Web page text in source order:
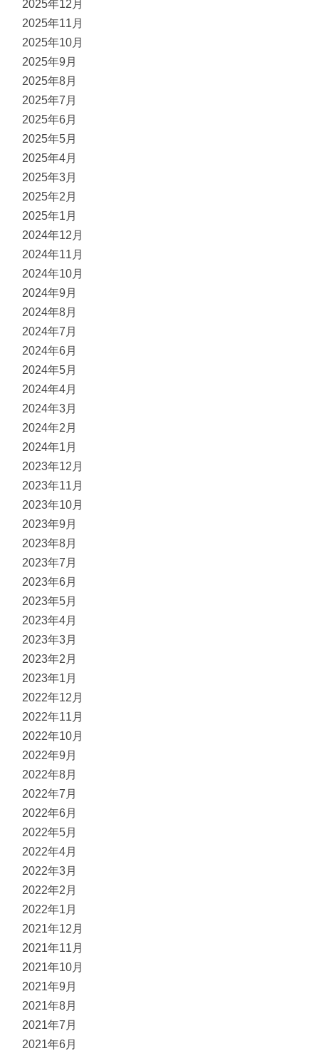
2025年12月
2025年11月
2025年10月
2025年9月
2025年8月
2025年7月
2025年6月
2025年5月
2025年4月
2025年3月
2025年2月
2025年1月
2024年12月
2024年11月
2024年10月
2024年9月
2024年8月
2024年7月
2024年6月
2024年5月
2024年4月
2024年3月
2024年2月
2024年1月
2023年12月
2023年11月
2023年10月
2023年9月
2023年8月
2023年7月
2023年6月
2023年5月
2023年4月
2023年3月
2023年2月
2023年1月
2022年12月
2022年11月
2022年10月
2022年9月
2022年8月
2022年7月
2022年6月
2022年5月
2022年4月
2022年3月
2022年2月
2022年1月
2021年12月
2021年11月
2021年10月
2021年9月
2021年8月
2021年7月
2021年6月